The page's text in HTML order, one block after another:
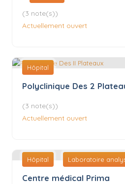
(3 note(s))
Actuellement ouvert
Hôpital
Polyclinique Des 2
(3 note(s))
Actuellement ouvert
Hôpital Laboratoire
Centre médical Prima